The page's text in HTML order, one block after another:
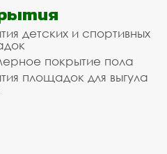
детских и спортивных
покрытие пола
площадок для выгула